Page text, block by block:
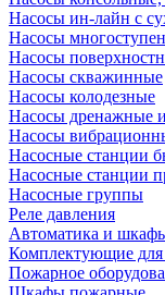
Насосы ин-лайн с
Насосы
Насосы
Насосы скважинные
Насосы колодезные
Насосы дренажные
Насосы
Насосные станции
Насосные станции
Насосные группы
Реле давления
Автоматика и
Комплектующие для
Пожарное